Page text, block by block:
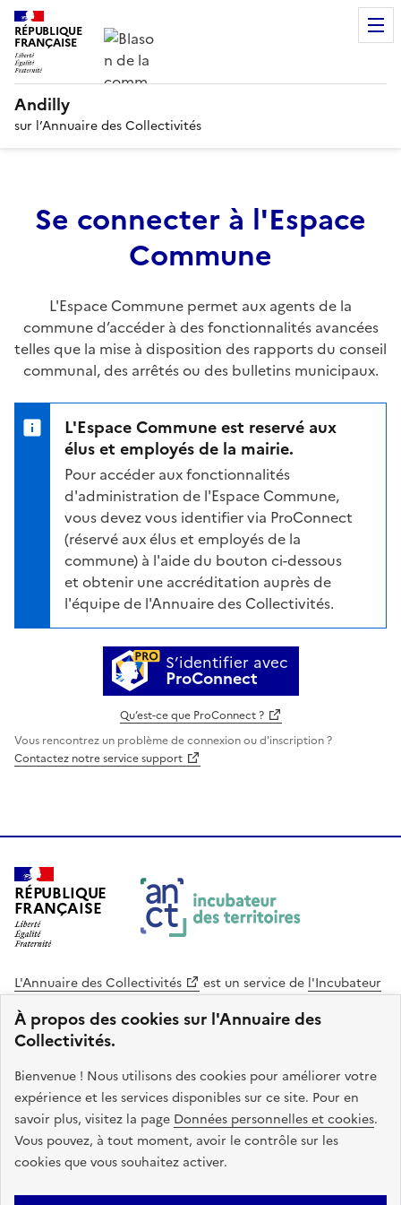
À propos des cookies sur l'Annuaire des
Collectivités.
Bienvenue ! Nous utilisons des cookies pour améliorer votre
expérience et les services disponibles sur ce site. Pour en
savoir plus, visitez la page Données personnelles et cookies.
Vous pouvez, à tout moment, avoir le contrôle sur les
cookies que vous souhaitez activer.
RÉPUBLIQUE
FRANÇAISE
Andilly
sur l’Annuaire des Collectivités
Se connecter à l'Espace
Commune
L'Espace Commune permet aux agents de la
commune d’accéder à des fonctionnalités avancées
telles que la mise à disposition des rapports du conseil
communal, des arrêtés ou des bulletins municipaux.
L'Espace Commune est reservé aux
élus et employés de la mairie.
Pour accéder aux fonctionnalités
d'administration de l'Espace Commune,
vous devez vous identifier via ProConnect
(réservé aux élus et employés de la
commune) à l'aide du bouton ci-dessous
et obtenir une accréditation auprès de
l'équipe de l'Annuaire des Collectivités.
S’identifier avec
ProConnect
Qu’est-ce que ProConnect ?
Vous rencontrez un problème de connexion ou d'inscription ?
Contactez notre service support
RÉPUBLIQUE
FRANÇAISE
L'Annuaire des Collectivités est un service de l'Incubateur
Cohésion des Territoires
. Le code source de ce site web
est disponible en licence libre. Le design de ce site est conçu
avec le système de design de l’État.
legifrance.gouv.fr
info.gouv.fr
service-public.gouv.fr
data.gouv.fr
Plan du site Accessibilite : non conforme Mentions légales